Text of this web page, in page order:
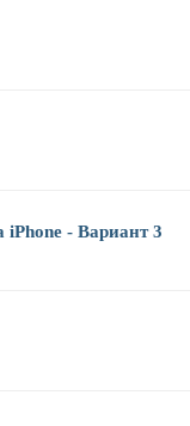
iPhone - Вариант 3